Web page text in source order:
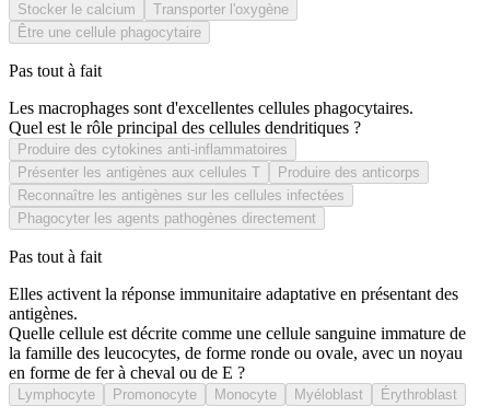
Stocker le calcium
Transporter l'oxygène
Être une cellule phagocytaire
Pas tout à fait
Les macrophages sont d'excellentes cellules phagocytaires.
Quel est le rôle principal des cellules dendritiques ?
Produire des cytokines anti-inflammatoires
Présenter les antigènes aux cellules T
Produire des anticorps
Reconnaître les antigènes sur les cellules infectées
Phagocyter les agents pathogènes directement
Pas tout à fait
Elles activent la réponse immunitaire adaptative en présentant des
antigènes.
Quelle cellule est décrite comme une cellule sanguine immature de
la famille des leucocytes, de forme ronde ou ovale, avec un noyau
en forme de fer à cheval ou de E ?
Lymphocyte Promonocyte Monocyte Myéloblast Érythroblast